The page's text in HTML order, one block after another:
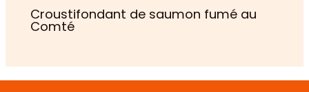
Croustifondant de saumon fumé au
Comté